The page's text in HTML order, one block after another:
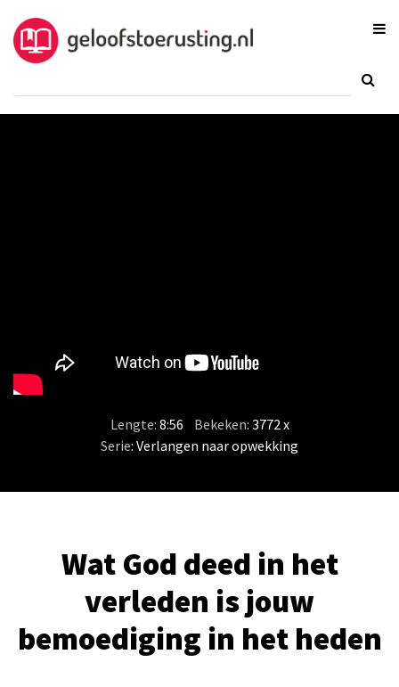
Lengte: 8:56 Bekeken: 3772 x
Serie: Verlangen naar opwekking
Wat God deed in het
verleden is jouw
bemoediging in het heden